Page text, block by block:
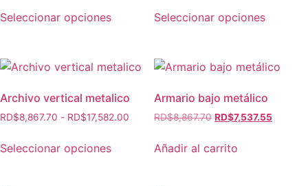
Seleccionar opciones Seleccionar opciones
Archivo vertical metalico
RD$8,867.70 - RD$17,582.00
Seleccionar opciones
Armario bajo metálico
RD$8,867.70 RD$7,537.55
Añadir al carrito